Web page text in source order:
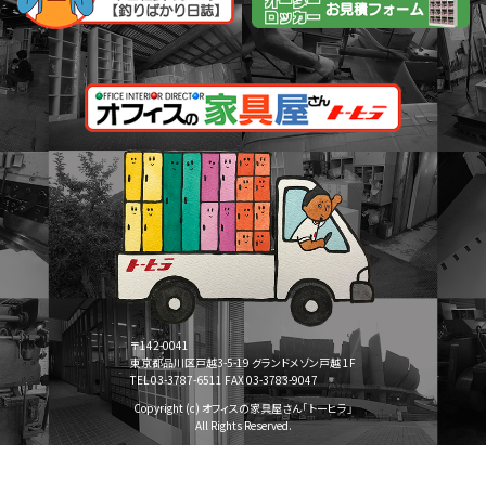
〒142-0041
東京都品川区戸越3-5-19 グランドメゾン戸越 1F
TEL 03-3787-6511 FAX 03-3783-9047
Copyright (c) オフィスの家具屋さん「トーヒラ」
All Rights Reserved.